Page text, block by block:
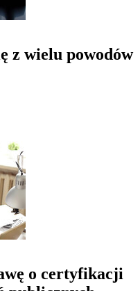
z wielu powodów
o certyfikacji